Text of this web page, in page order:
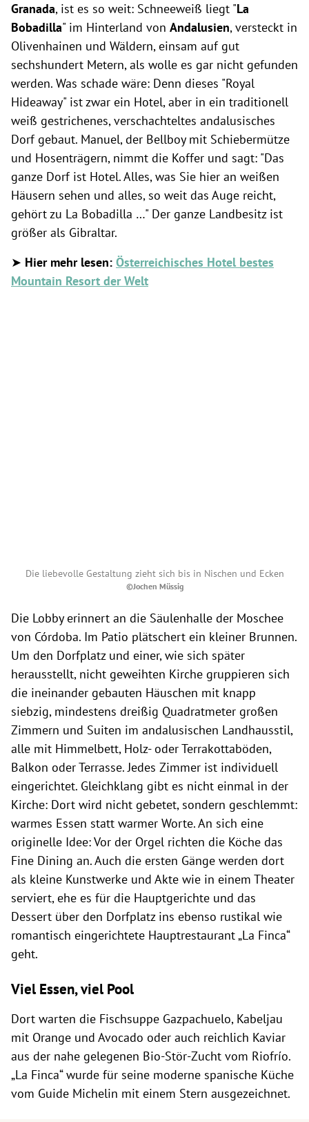
Granada, ist es so weit: Schneeweiß liegt "La
Bobadilla" im Hinterland von Andalusien, versteckt in
Olivenhainen und Wäldern, einsam auf gut
sechshundert Metern, als wolle es gar nicht gefunden
werden. Was schade wäre: Denn dieses "Royal
Hideaway" ist zwar ein Hotel, aber in ein traditionell
weiß gestrichenes, verschachteltes andalusisches
Dorf gebaut. Manuel, der Bellboy mit Schiebermütze
und Hosenträgern, nimmt die Koffer und sagt: "Das
ganze Dorf ist Hotel. Alles, was Sie hier an weißen
Häusern sehen und alles, so weit das Auge reicht,
gehört zu La Bobadilla …" Der ganze Landbesitz ist
größer als Gibraltar.
➤ Hier mehr lesen: Österreichisches Hotel bestes
Mountain Resort der Welt
Die liebevolle Gestaltung zieht sich bis in Nischen und Ecken
©Jochen Müssig
Die Lobby erinnert an die Säulenhalle der Moschee
von Córdoba. Im Patio plätschert ein kleiner Brunnen.
Um den Dorfplatz und einer, wie sich später
herausstellt, nicht geweihten Kirche gruppieren sich
die ineinander gebauten Häuschen mit knapp
siebzig, mindestens dreißig Quadratmeter großen
Zimmern und Suiten im andalusischen Landhausstil,
alle mit Himmelbett, Holz- oder Terrakottaböden,
Balkon oder Terrasse. Jedes Zimmer ist individuell
eingerichtet. Gleichklang gibt es nicht einmal in der
Kirche: Dort wird nicht gebetet, sondern geschlemmt:
warmes Essen statt warmer Worte. An sich eine
originelle Idee: Vor der Orgel richten die Köche das
Fine Dining an. Auch die ersten Gänge werden dort
als kleine Kunstwerke und Akte wie in einem Theater
serviert, ehe es für die Hauptgerichte und das
Dessert über den Dorfplatz ins ebenso rustikal wie
romantisch eingerichtete Hauptrestaurant „La Finca“
geht.
Viel Essen, viel Pool
Dort warten die Fischsuppe Gazpachuelo, Kabeljau
mit Orange und Avocado oder auch reichlich Kaviar
aus der nahe gelegenen Bio-Stör-Zucht vom Riofrío.
„La Finca“ wurde für seine moderne spanische Küche
vom Guide Michelin mit einem Stern ausgezeichnet.